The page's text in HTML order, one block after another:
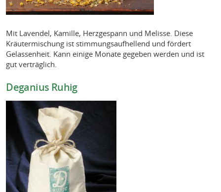
Mit Lavendel, Kamille, Herzgespann und Melisse. Diese
Kräutermischung ist stimmungsaufhellend und fördert
Gelassenheit. Kann einige Monate gegeben werden und ist
gut verträglich.
Deganius Ruhig